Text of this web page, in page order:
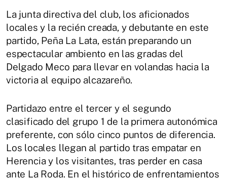
La junta directiva del club, los aficionados
locales y la recién creada, y debutante en este
partido, Peña La Lata, están preparando un
espectacular ambiento en las gradas del
Delgado Meco para llevar en volandas hacia la
victoria al equipo alcazareño.
Partidazo entre el tercer y el segundo
clasificado del grupo 1 de la primera autonómica
preferente, con sólo cinco puntos de diferencia.
Los locales llegan al partido tras empatar en
Herencia y los visitantes, tras perder en casa
ante La Roda. En el histórico de enfrentamientos